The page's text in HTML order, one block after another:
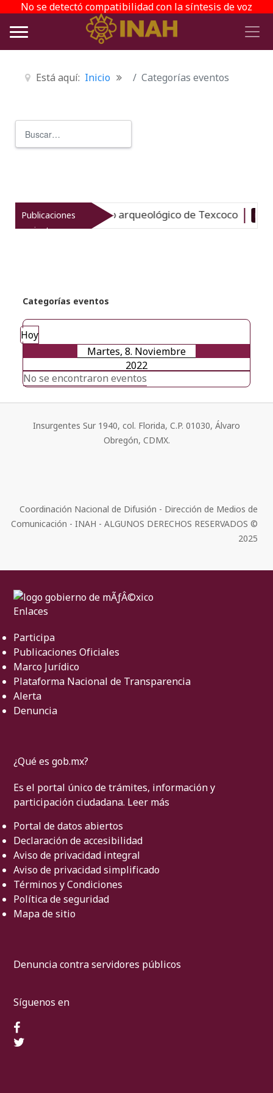
No se detectó compatibilidad con la síntesis de voz
Está aquí: Inicio Categorías eventos
Publicaciones
recientes
el patrimonio arqueológico de Texcoco Nuevo
Categorías eventos
Hoy
Martes, 8. Noviembre
2022
No se encontraron eventos
Insurgentes Sur 1940, col. Florida, C.P. 01030, Álvaro
Obregón, CDMX.
Coordinación Nacional de Difusión - Dirección de Medios de
Comunicación - INAH - ALGUNOS DERECHOS RESERVADOS ©
2025
Enlaces
Participa
Publicaciones Oficiales
Marco Jurídico
Plataforma Nacional de Transparencia
Alerta
Denuncia
¿Qué es gob.mx?
Es el portal único de trámites, información y
participación ciudadana. Leer más
Portal de datos abiertos
Declaración de accesibilidad
Aviso de privacidad integral
Aviso de privacidad simplificado
Términos y Condiciones
Política de seguridad
Mapa de sitio
Denuncia contra servidores públicos
Síguenos en